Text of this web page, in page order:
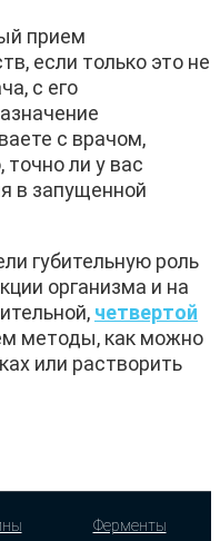
прием
если только это не
с его
с врачом,
ли у вас
в запущенной
губительную роль
организма и на
четвертой
методы, как можно
или растворить
Ферменты